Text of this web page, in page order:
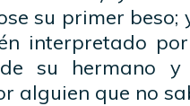
su primer
interpretado
su hermano
alguien que no